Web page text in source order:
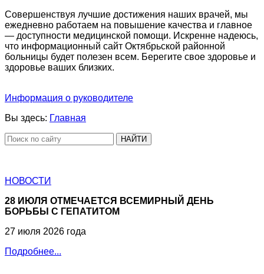
Совершенствуя лучшие достижения наших врачей, мы
ежедневно работаем на повышение качества и главное
— доступности медицинской помощи. Искренне надеюсь,
что информационный сайт Октябрьской районной
больницы будет полезен всем. Берегите свое здоровье и
здоровье ваших близких.
Информация о руководителе
Вы здесь: Главная
НАЙТИ
НОВОСТИ
28 ИЮЛЯ ОТМЕЧАЕТСЯ ВСЕМИРНЫЙ ДЕНЬ
БОРЬБЫ С ГЕПАТИТОМ
27 июля 2026 года
Подробнее...